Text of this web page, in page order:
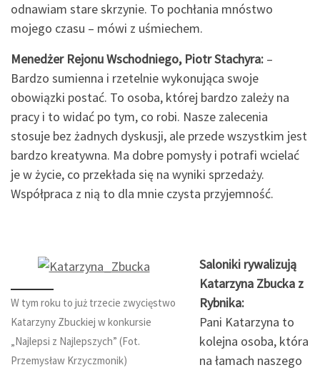
odnawiam stare skrzynie. To pochłania mnóstwo
mojego czasu – mówi z uśmiechem.
Menedżer Rejonu Wschodniego, Piotr Stachyra: –
Bardzo sumienna i rzetelnie wykonująca swoje
obowiązki postać. To osoba, której bardzo zależy na
pracy i to widać po tym, co robi. Nasze zalecenia
stosuje bez żadnych dyskusji, ale przede wszystkim jest
bardzo kreatywna. Ma dobre pomysły i potrafi wcielać
je w życie, co przekłada się na wyniki sprzedaży.
Współpraca z nią to dla mnie czysta przyjemność.
W tym roku to już trzecie zwycięstwo
Katarzyny Zbuckiej w konkursie
„Najlepsi z Najlepszych” (Fot.
Przemysław Krzyczmonik)
Saloniki rywalizują
Katarzyna Zbucka z
Rybnika:
Pani Katarzyna to
kolejna osoba, która
na łamach naszego